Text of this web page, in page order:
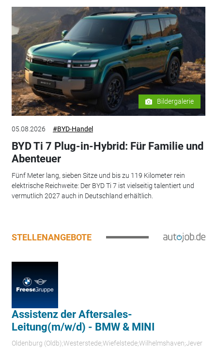
Bildergalerie
05.08.2026 #BYD-Handel
BYD Ti 7 Plug-in-Hybrid: Für Familie und
Abenteuer
Fünf Meter lang, sieben Sitze und bis zu 119 Kilometer rein
elektrische Reichweite: Der BYD Ti 7 ist vielseitig talentiert und
vermutlich 2027 auch in Deutschland erhältlich.
STELLENANGEBOTE
Assistenz der Aftersales-
Leitung(m/w/d) - BMW & MINI
Oldenburg (Oldb);Westerstede;Wiefelstede;Wilhelmshaven;Jever